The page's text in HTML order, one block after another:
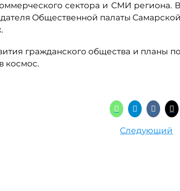
сектора и СМИ региона. В
Общественной палаты Самарской
гражданского общества и планы по
космос.
Следующий